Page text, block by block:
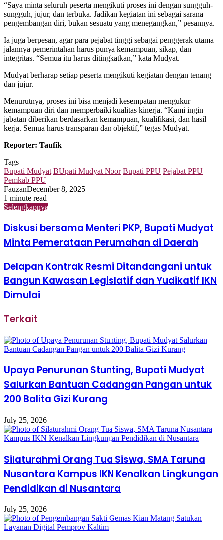
“Saya minta seluruh peserta mengikuti proses ini dengan sungguh-
sungguh, jujur, dan terbuka. Jadikan kegiatan ini sebagai sarana
pengembangan diri, bukan sesuatu yang menegangkan,” pesannya.
Ia juga berpesan, agar para pejabat tinggi sebagai penggerak utama
jalannya pemerintahan harus punya kemampuan, sikap, dan
integritas. “Semua itu harus ditingkatkan,” kata Mudyat.
Mudyat berharap setiap peserta mengikuti kegiatan dengan tenang
dan jujur.
Menurutnya, proses ini bisa menjadi kesempatan mengukur
kemampuan diri dan memperbaiki kualitas kinerja. “Kami ingin
jabatan diberikan berdasarkan kemampuan, kualifikasi, dan hasil
kerja. Semua harus transparan dan objektif,” tegas Mudyat.
Reporter: Taufik
Tags
Bupati Mudyat BUpati Mudyat Noor Bupati PPU Pejabat PPU
Pemkab PPU
FauzanDecember 8, 2025
1 minute read
Selengkapnya
Diskusi bersama Menteri PKP, Bupati Mudyat
Minta Pemerataan Perumahan di Daerah
Delapan Kontrak Resmi Ditandangani untuk
Bangun Kawasan Legislatif dan Yudikatif IKN
Dimulai
Terkait
Upaya Penurunan Stunting, Bupati Mudyat
Salurkan Bantuan Cadangan Pangan untuk
200 Balita Gizi Kurang
July 25, 2026
Silaturahmi Orang Tua Siswa, SMA Taruna
Nusantara Kampus IKN Kenalkan Lingkungan
Pendidikan di Nusantara
July 25, 2026